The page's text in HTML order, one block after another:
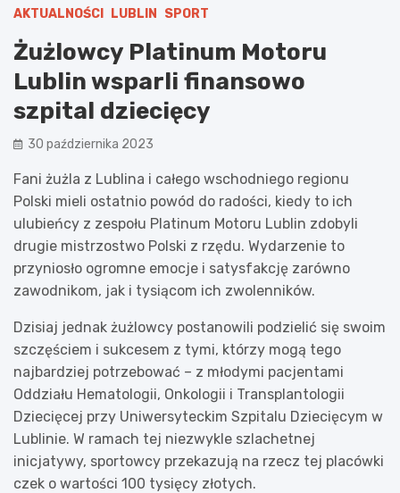
AKTUALNOŚCI LUBLIN SPORT
Żużlowcy Platinum Motoru
Lublin wsparli finansowo
szpital dziecięcy
30 października 2023
Fani żużla z Lublina i całego wschodniego regionu
Polski mieli ostatnio powód do radości, kiedy to ich
ulubieńcy z zespołu Platinum Motoru Lublin zdobyli
drugie mistrzostwo Polski z rzędu. Wydarzenie to
przyniosło ogromne emocje i satysfakcję zarówno
zawodnikom, jak i tysiącom ich zwolenników.
Dzisiaj jednak żużlowcy postanowili podzielić się swoim
szczęściem i sukcesem z tymi, którzy mogą tego
najbardziej potrzebować – z młodymi pacjentami
Oddziału Hematologii, Onkologii i Transplantologii
Dziecięcej przy Uniwersyteckim Szpitalu Dziecięcym w
Lublinie. W ramach tej niezwykle szlachetnej
inicjatywy, sportowcy przekazują na rzecz tej placówki
czek o wartości 100 tysięcy złotych.